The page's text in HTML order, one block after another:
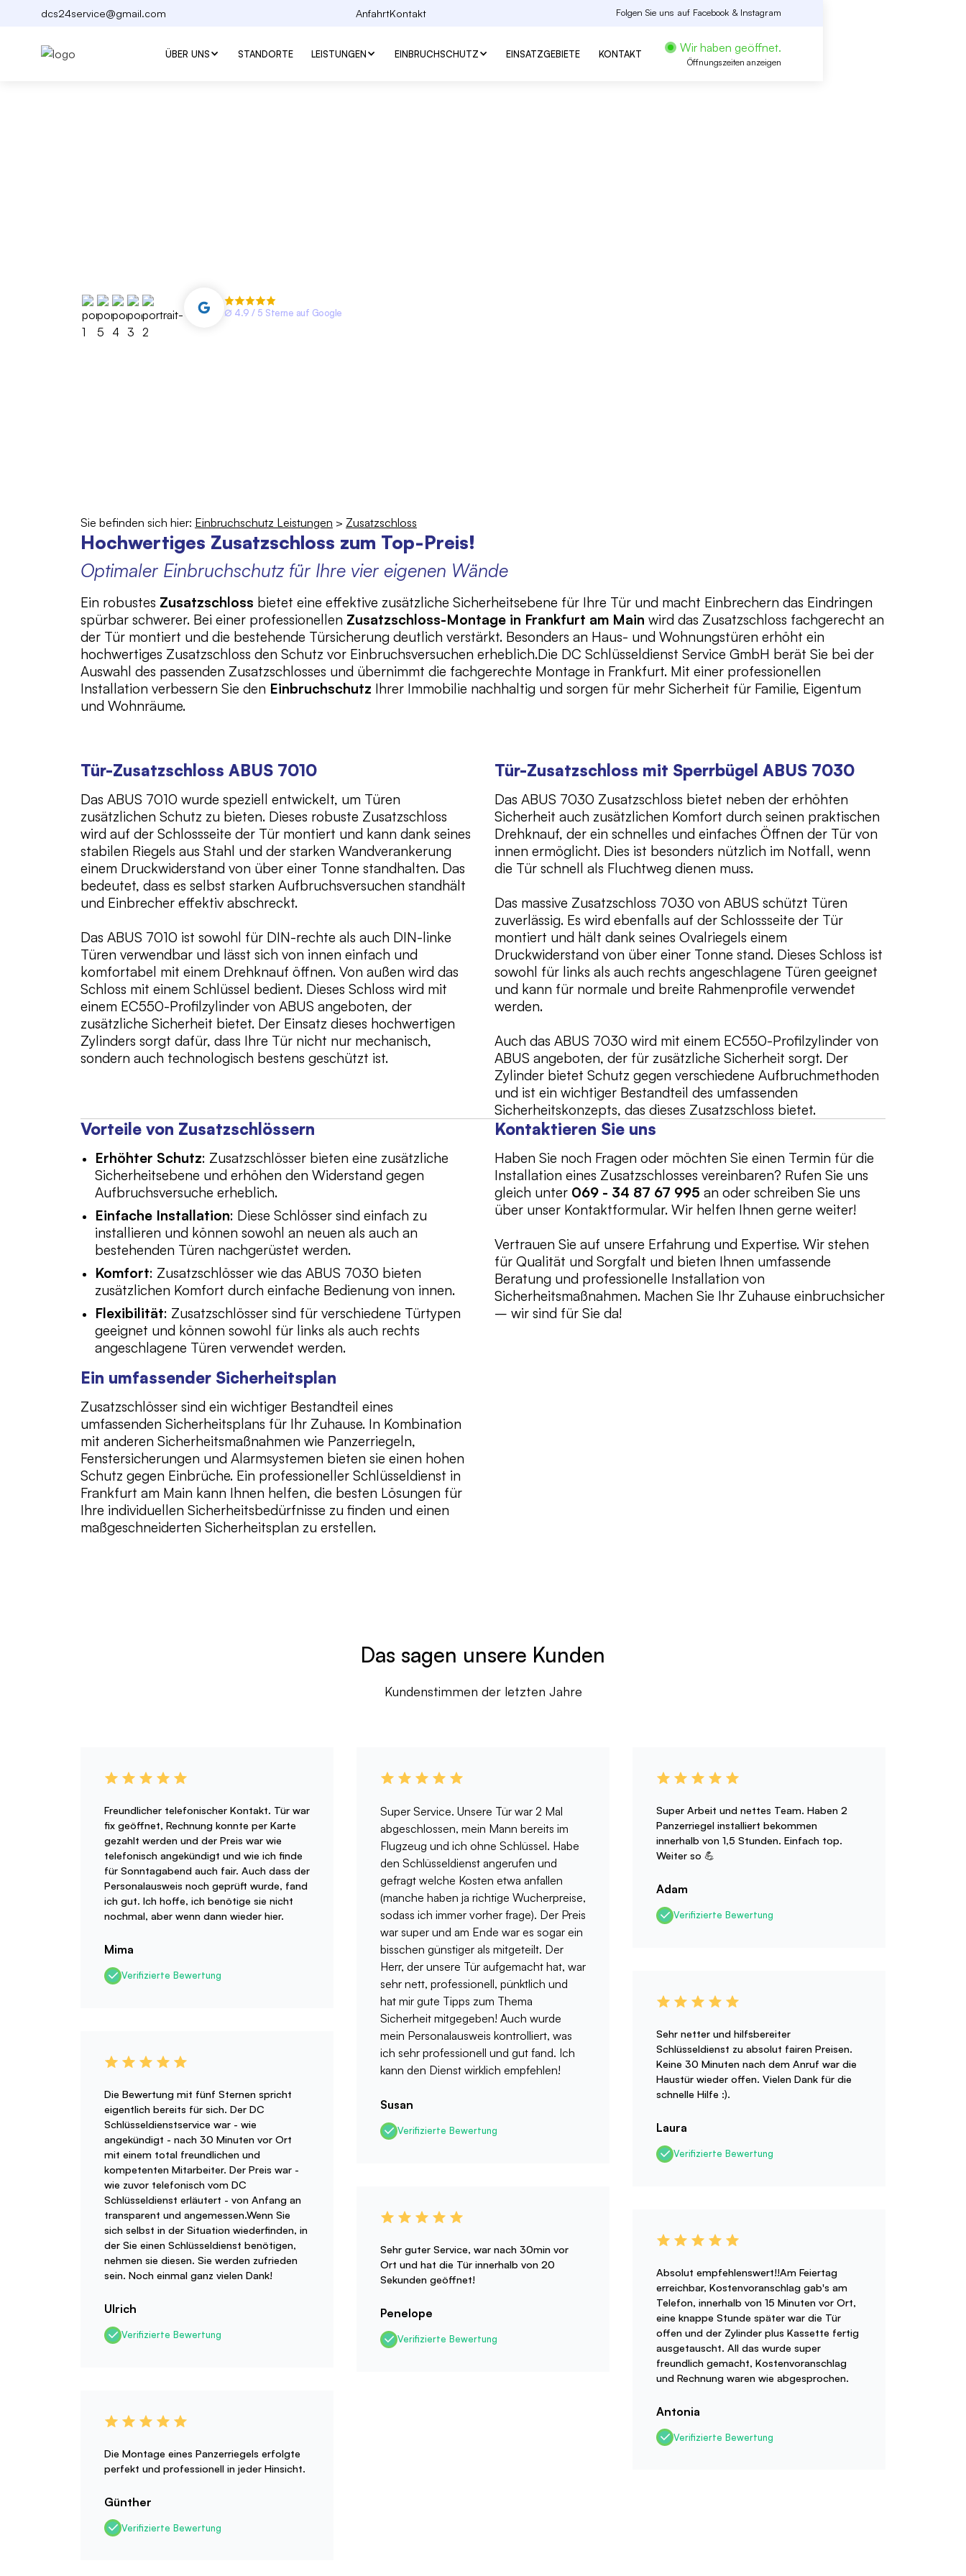
dcs24service@gmail.com AnfahrtKontakt Folgen Sie uns auf Facebook & Instagram
ÜBER UNS STANDORTE LEISTUNGEN EINBRUCHSCHUTZ EINSATZGEBIETE KONTAKT Wir haben geöffnet.
Öffnungszeiten anzeigen
∅ 4.9 / 5 Sterne auf Google
Sie befinden sich hier: Einbruchschutz Leistungen > Zusatzschloss
Hochwertiges Zusatzschloss zum Top-Preis!
Optimaler Einbruchschutz für Ihre vier eigenen Wände
Ein robustes Zusatzschloss bietet eine effektive zusätzliche Sicherheitsebene für Ihre Tür und macht Einbrechern das Eindringen
spürbar schwerer. Bei einer professionellen Zusatzschloss-Montage in Frankfurt am Main wird das Zusatzschloss fachgerecht an
der Tür montiert und die bestehende Türsicherung deutlich verstärkt. Besonders an Haus- und Wohnungstüren erhöht ein
hochwertiges Zusatzschloss den Schutz vor Einbruchsversuchen erheblich.Die DC Schlüsseldienst Service GmbH berät Sie bei der
Auswahl des passenden Zusatzschlosses und übernimmt die fachgerechte Montage in Frankfurt. Mit einer professionellen
Installation verbessern Sie den Einbruchschutz Ihrer Immobilie nachhaltig und sorgen für mehr Sicherheit für Familie, Eigentum
und Wohnräume.
Tür-Zusatzschloss ABUS 7010
Das ABUS 7010 wurde speziell entwickelt, um Türen
zusätzlichen Schutz zu bieten. Dieses robuste Zusatzschloss
wird auf der Schlossseite der Tür montiert und kann dank seines
stabilen Riegels aus Stahl und der starken Wandverankerung
einem Druckwiderstand von über einer Tonne standhalten. Das
bedeutet, dass es selbst starken Aufbruchsversuchen standhält
und Einbrecher effektiv abschreckt.
Das ABUS 7010 ist sowohl für DIN-rechte als auch DIN-linke
Türen verwendbar und lässt sich von innen einfach und
komfortabel mit einem Drehknauf öffnen. Von außen wird das
Schloss mit einem Schlüssel bedient. Dieses Schloss wird mit
einem EC550-Profilzylinder von ABUS angeboten, der
zusätzliche Sicherheit bietet. Der Einsatz dieses hochwertigen
Zylinders sorgt dafür, dass Ihre Tür nicht nur mechanisch,
sondern auch technologisch bestens geschützt ist.
Tür-Zusatzschloss mit Sperrbügel ABUS 7030
Das ABUS 7030 Zusatzschloss bietet neben der erhöhten
Sicherheit auch zusätzlichen Komfort durch seinen praktischen
Drehknauf, der ein schnelles und einfaches Öffnen der Tür von
innen ermöglicht. Dies ist besonders nützlich im Notfall, wenn
die Tür schnell als Fluchtweg dienen muss.
Das massive Zusatzschloss 7030 von ABUS schützt Türen
zuverlässig. Es wird ebenfalls auf der Schlossseite der Tür
montiert und hält dank seines Ovalriegels einem
Druckwiderstand von über einer Tonne stand. Dieses Schloss ist
sowohl für links als auch rechts angeschlagene Türen geeignet
und kann für normale und breite Rahmenprofile verwendet
werden.
Auch das ABUS 7030 wird mit einem EC550-Profilzylinder von
ABUS angeboten, der für zusätzliche Sicherheit sorgt. Der
Zylinder bietet Schutz gegen verschiedene Aufbruchmethoden
und ist ein wichtiger Bestandteil des umfassenden
Sicherheitskonzepts, das dieses Zusatzschloss bietet.
Vorteile von Zusatzschlössern
Erhöhter Schutz: Zusatzschlösser bieten eine zusätzliche
Sicherheitsebene und erhöhen den Widerstand gegen
Aufbruchsversuche erheblich.
Einfache Installation: Diese Schlösser sind einfach zu
installieren und können sowohl an neuen als auch an
bestehenden Türen nachgerüstet werden.
Komfort: Zusatzschlösser wie das ABUS 7030 bieten
zusätzlichen Komfort durch einfache Bedienung von innen.
Flexibilität: Zusatzschlösser sind für verschiedene Türtypen
geeignet und können sowohl für links als auch rechts
angeschlagene Türen verwendet werden.
Ein umfassender Sicherheitsplan
Zusatzschlösser sind ein wichtiger Bestandteil eines
umfassenden Sicherheitsplans für Ihr Zuhause. In Kombination
mit anderen Sicherheitsmaßnahmen wie Panzerriegeln,
Fenstersicherungen und Alarmsystemen bieten sie einen hohen
Schutz gegen Einbrüche. Ein professioneller Schlüsseldienst in
Frankfurt am Main kann Ihnen helfen, die besten Lösungen für
Ihre individuellen Sicherheitsbedürfnisse zu finden und einen
maßgeschneiderten Sicherheitsplan zu erstellen.
Kontaktieren Sie uns
Haben Sie noch Fragen oder möchten Sie einen Termin für die
Installation eines Zusatzschlosses vereinbaren? Rufen Sie uns
gleich unter 069 - 34 87 67 995 an oder schreiben Sie uns
über unser Kontaktformular. Wir helfen Ihnen gerne weiter!
Vertrauen Sie auf unsere Erfahrung und Expertise. Wir stehen
für Qualität und Sorgfalt und bieten Ihnen umfassende
Beratung und professionelle Installation von
Sicherheitsmaßnahmen. Machen Sie Ihr Zuhause einbruchsicher
– wir sind für Sie da!
Das sagen unsere Kunden
Kundenstimmen der letzten Jahre
Freundlicher telefonischer Kontakt. Tür war
fix geöffnet, Rechnung konnte per Karte
gezahlt werden und der Preis war wie
telefonisch angekündigt und wie ich finde
für Sonntagabend auch fair. Auch dass der
Personalausweis noch geprüft wurde, fand
ich gut. Ich hoffe, ich benötige sie nicht
nochmal, aber wenn dann wieder hier.
Mima
Verifizierte Bewertung
Die Bewertung mit fünf Sternen spricht
eigentlich bereits für sich. Der DC
Schlüsseldienstservice war - wie
angekündigt - nach 30 Minuten vor Ort
mit einem total freundlichen und
kompetenten Mitarbeiter. Der Preis war -
wie zuvor telefonisch vom DC
Schlüsseldienst erläutert - von Anfang an
transparent und angemessen.Wenn Sie
sich selbst in der Situation wiederfinden, in
der Sie einen Schlüsseldienst benötigen,
nehmen sie diesen. Sie werden zufrieden
sein. Noch einmal ganz vielen Dank!
Ulrich
Verifizierte Bewertung
Die Montage eines Panzerriegels erfolgte
perfekt und professionell in jeder Hinsicht.
Günther
Verifizierte Bewertung
Super Service. Unsere Tür war 2 Mal
abgeschlossen, mein Mann bereits im
Flugzeug und ich ohne Schlüssel. Habe
den Schlüsseldienst angerufen und
gefragt welche Kosten etwa anfallen
(manche haben ja richtige Wucherpreise,
sodass ich immer vorher frage). Der Preis
war super und am Ende war es sogar ein
bisschen günstiger als mitgeteilt. Der
Herr, der unsere Tür aufgemacht hat, war
sehr nett, professionell, pünktlich und
hat mir gute Tipps zum Thema
Sicherheit mitgegeben! Auch wurde
mein Personalausweis kontrolliert, was
ich sehr professionell und gut fand. Ich
kann den Dienst wirklich empfehlen!
Susan
Verifizierte Bewertung
Sehr guter Service, war nach 30min vor
Ort und hat die Tür innerhalb von 20
Sekunden geöffnet!
Penelope
Verifizierte Bewertung
Super Arbeit und nettes Team. Haben 2
Panzerriegel installiert bekommen
innerhalb von 1,5 Stunden. Einfach top.
Weiter so 💪
Adam
Verifizierte Bewertung
Sehr netter und hilfsbereiter
Schlüsseldienst zu absolut fairen Preisen.
Keine 30 Minuten nach dem Anruf war die
Haustür wieder offen. Vielen Dank für die
schnelle Hilfe :).
Laura
Verifizierte Bewertung
Absolut empfehlenswert!!Am Feiertag
erreichbar, Kostenvoranschlag gab's am
Telefon, innerhalb von 15 Minuten vor Ort,
eine knappe Stunde später war die Tür
offen und der Zylinder plus Kassette fertig
ausgetauscht. All das wurde super
freundlich gemacht, Kostenvoranschlag
und Rechnung waren wie abgesprochen.
Antonia
Verifizierte Bewertung